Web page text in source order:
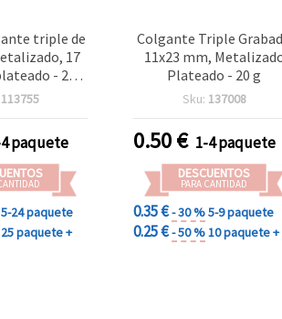
triple de
17
- 20 g
113755
paquete
5-24 paquete
25 paquete +
Colgante Triple
11x23 mm,
Plateado - 20 g
Sku: 137008
0.50€ 1-4 paquete
DESCUENTOS
PARA CANTIDAD
0.35 €- 30 %5-9 paquete
0.25 €- 50 %10 paquete +